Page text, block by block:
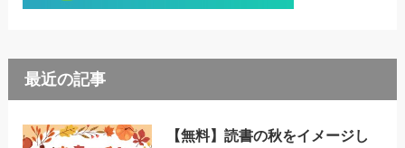
最近の記事
【無料】読書の秋をイメージし